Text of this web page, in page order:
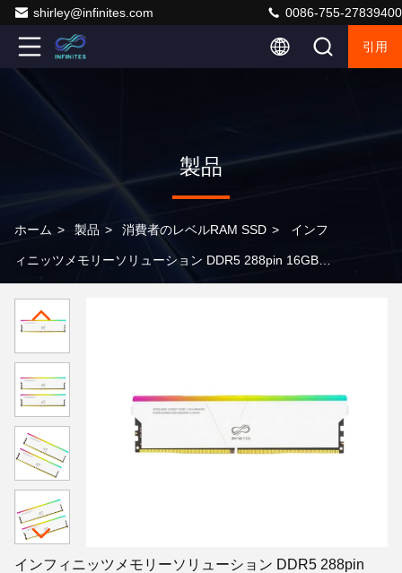
shirley@infinites.com 0086-755-27839400
引用
製品
ホーム > 製品 > 消費者のレベルRAM SSD > インフ
ィニッツメモリーソリューション DDR5 288pin 16GB
ェン 5 RGB ゲーム用メモリースティック オーバークロ
ック式メモリーキット
インフィニッツメモリーソリューション DDR5 288pin